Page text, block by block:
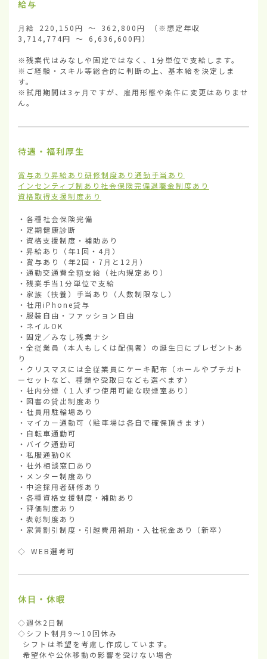
給与
月給 220,150円 ～ 362,800円 （※想定年収
3,714,774円 ～ 6,636,600円）
※残業代はみなしや固定ではなく、1分単位で支給します。
※ご経験・スキル等総合的に判断の上、基本給を決定しま
す。
※試用期間は3ヶ月ですが、雇用形態や条件に変更はありませ
ん。
待遇・福利厚生
賞与あり 昇給あり 研修制度あり 通勤手当あり
インセンティブ制あり 社会保険完備退職金制度あり
資格取得支援制度あり
・各種社会保険完備
・定期健康診断
・資格支援制度・補助あり
・昇給あり（年1回・4月）
・賞与あり（年2回・7月と12月）
・通勤交通費全額支給（社内規定あり）
・残業手当1分単位で支給
・家族（扶養）手当あり（人数制限なし）
・社用iPhone貸与
・服装自由・ファッション自由
・ネイルOK
・固定／みなし残業ナシ
・全従業員（本人もしくは配偶者）の誕生日にプレゼントあ
り
・クリスマスには全従業員にケーキ配布（ホールやプチガト
ーセットなど、種類や受取日なども選べます）
・社内分煙（１人ずつ使用可能な喫煙室あり）
・図書の貸出制度あり
・社員用駐輪場あり
・マイカー通勤可（駐車場は各自で確保頂きます）
・自転車通勤可
・バイク通勤可
・私服通勤OK
・社外相談窓口あり
・メンター制度あり
・中途採用者研修あり
・各種資格支援制度・補助あり
・評価制度あり
・表彰制度あり
・家賃割引制度・引越費用補助・入社祝金あり（新卒）
◇ WEB選考可
休日・休暇
◇週休2日制
◇シフト制月9～10回休み
シフトは希望を考慮し作成しています。
希望休や公休移動の影響を受けない場合